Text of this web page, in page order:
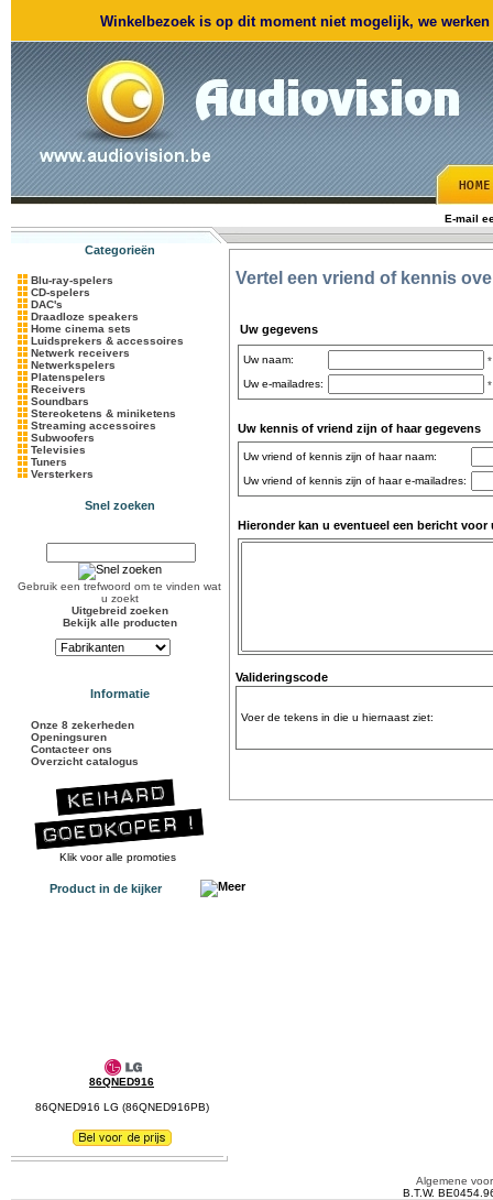
Winkelbezoek is op dit moment niet mogelijk, we
E-mail
Categorieën
Blu-ray-spelers
CD-spelers
DAC's
Draadloze speakers
Home cinema sets
Luidsprekers & accessoires
Netwerk receivers
Netwerkspelers
Platenspelers
Receivers
Soundbars
Stereoketens & miniketens
Streaming accessoires
Subwoofers
Televisies
Tuners
Versterkers
Snel zoeken
Gebruik een trefwoord om te vinden wat
u zoekt
Uitgebreid zoeken
Bekijk alle producten
Informatie
Onze 8 zekerheden
Openingsuren
Contacteer ons
Overzicht catalogus
Klik voor alle promoties
Product in de kijker
86QNED916
86QNED916 LG (86QNED916PB)
Vertel een vriend of kennis
Uw gegevens
Uw naam:
*
Uw e-mailadres:
*
Uw kennis of vriend zijn of haar gegevens
Uw vriend of kennis zijn of haar naam:
Uw vriend of kennis zijn of haar e-mailadres:
Hieronder kan u eventueel een bericht
Valideringscode
Voer de tekens in die u hiernaast ziet:
Algemene
B.T.W.